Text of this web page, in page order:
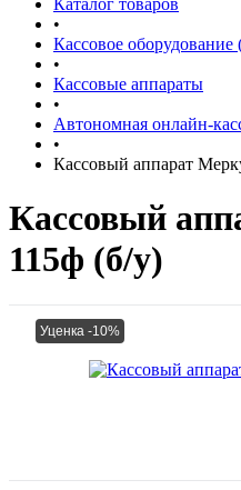
Каталог товаров
•
Кассовое
•
Кассовые аппараты
•
Автономная онлайн-
•
Кассовый аппарат
Кассовый
115ф (б/у)
Уценка -10%